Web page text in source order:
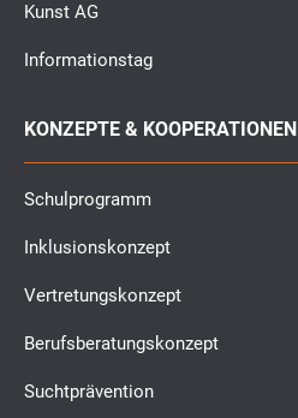
Kunst AG
Informationstag
KONZEPTE & KOOPERATIONEN
Schulprogramm
Inklusionskonzept
Vertretungskonzept
Berufsberatungskonzept
Suchtprävention